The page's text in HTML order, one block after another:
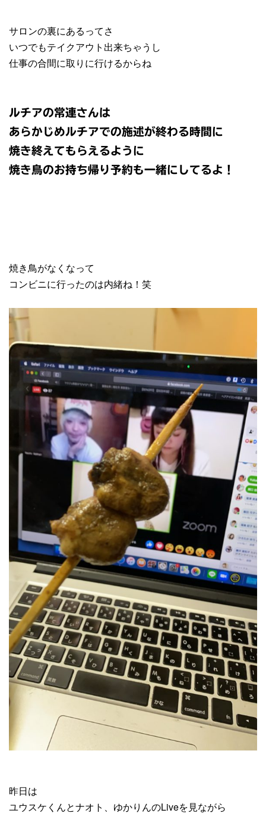
サロンの裏にあるってさ
いつでもテイクアウト出来ちゃうし
仕事の合間に取りに行けるからね
ルチアの常連さんは
あらかじめルチアでの施述が終わる時間に
焼き終えてもらえるように
焼き鳥のお持ち帰り予約も一緒にしてるよ！
焼き鳥がなくなって
コンビニに行ったのは内緒ね！笑
昨日は
ユウスケくんとナオト、ゆかりんのLiveを見ながら